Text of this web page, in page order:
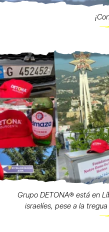
Grupo DETONA®️ está en
israelíes, pese a la